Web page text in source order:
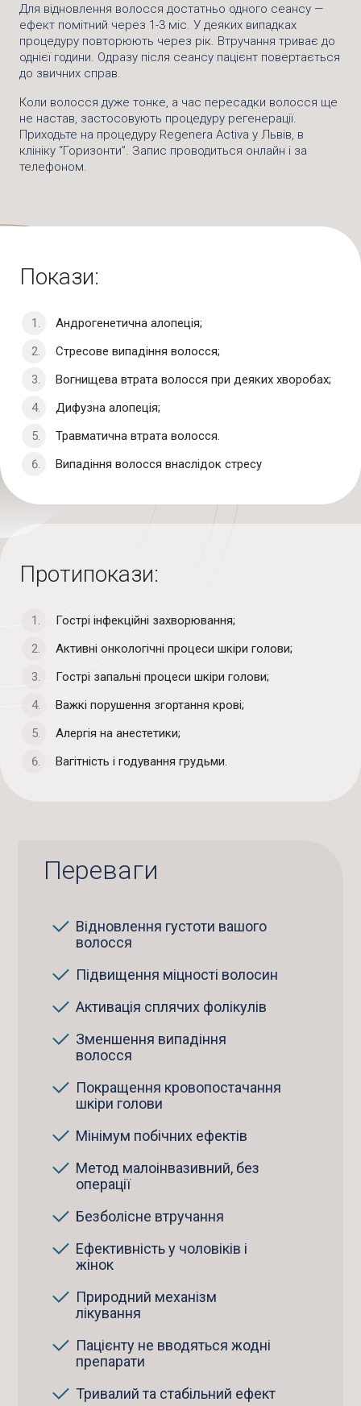
Для відновлення волосся достатньо одного сеансу —
ефект помітний через 1-3 міс. У деяких випадках
процедуру повторюють через рік. Втручання триває до
однієї години. Одразу після сеансу пацієнт повертається
до звичних справ.
Коли волосся дуже тонке, а час пересадки волосся ще
не настав, застосовують процедуру регенерації.
Приходьте на процедуру Regenera Activa у Львів, в
клініку “Горизонти”. Запис проводиться онлайн і за
телефоном.
Покази:
Андрогенетична алопеція;
Стресове випадіння волосся;
Вогнищева втрата волосся при деяких хворобах;
Дифузна алопеція;
Травматична втрата волосся.
Випадіння волосся внаслідок стресу
Протипокази:
Гострі інфекційні захворювання;
Активні онкологічні процеси шкіри голови;
Гострі запальні процеси шкіри голови;
Важкі порушення згортання крові;
Алергія на анестетики;
Вагітність і годування грудьми.
Переваги
Відновлення густоти вашого
волосся
Підвищення міцності волосин
Активація сплячих фолікулів
Зменшення випадіння
волосся
Покращення кровопостачання
шкіри голови
Мінімум побічних ефектів
Метод малоінвазивний, без
операції
Безболісне втручання
Ефективність у чоловіків і
жінок
Природний механізм
лікування
Пацієнту не вводяться жодні
препарати
Тривалий та стабільний ефект